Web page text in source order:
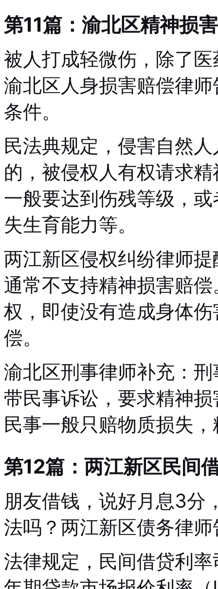
第11篇：渝北区精神损
被人打成轻微伤，除了
渝北区人身损害赔偿律
条件。
民法典规定，侵害自然
的，被侵权人有权请求
一般要达到伤残等级，
失生育能力等。
两江新区侵权纠纷律师
通常不支持精神损害赔
权，即使没有造成身体
偿。
渝北区刑事律师补充：
带民事诉讼，要求精神
民事一般只赔物质损失
第12篇：两江新区民间
朋友借钱，说好月息3分
法吗？两江新区债务律
法律规定，民间借贷利